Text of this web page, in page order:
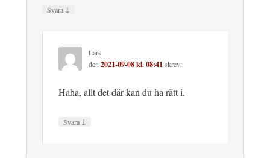
Svara ↓
Lars
den 2021-09-08 kl. 08:41 skrev:
Haha, allt det där kan du ha rätt i.
Svara ↓